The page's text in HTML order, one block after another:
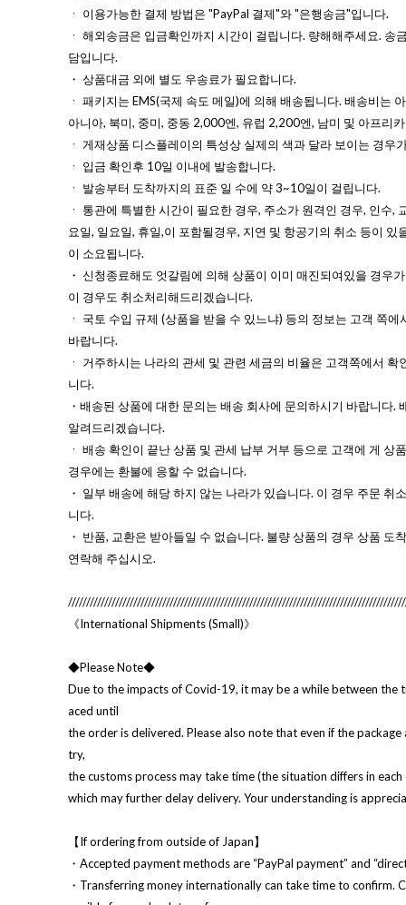
ㆍ 이용가능한 결제 방법은 "PayPal 결제"와 "은행송금"입니다.
ㆍ 해외송금은 입금확인까지 시간이 걸립니다. 량해해주세요. 송
담입니다.
・ 상품대금 외에 별도 우송료가 필요합니다.
ㆍ 패키지는 EMS(국제 속도 메일)에 의해 배송됩니다. 배송비는
아니아, 북미, 중미, 중동 2,000엔, 유럽 2,200엔, 남미 및 아프리
ㆍ 게재상품 디스플레이의 특성상 실제의 색과 달라 보이는 경우
ㆍ 입금 확인후 10일 이내에 발송합니다.
ㆍ 발송부터 도착까지의 표준 일 수에 약 3~10일이 걸립니다.
ㆍ 통관에 특별한 시간이 필요한 경우, 주소가 원격인 경우, 인수,
요일, 일요일, 휴일,이 포함될경우, 지연 및 항공기의 취소 등이 있
이 소요됩니다.
・ 신청종료해도 엇갈림에 의해 상품이 이미 매진되여있을 경우
이 경우도 취소처리해드리겠습니다.
ㆍ 국토 수입 규제 (상품을 받을 수 있느냐) 등의 정보는 고객 쪽에
바랍니다.
ㆍ 거주하시는 나라의 관세 및 관련 세금의 비율은 고객쪽에서 확
니다.
・배송된 상품에 대한 문의는 배송 회사에 문의하시기 바랍니다.
알려드리겠습니다.
ㆍ 배송 확인이 끝난 상품 및 관세 납부 거부 등으로 고객에 게 상
경우에는 환불에 응할 수 없습니다.
・ 일부 배송에 해당 하지 않는 나라가 있습니다. 이 경우 주문 취
니다.
・ 반품, 교환은 받아들일 수 없습니다. 불량 상품의 경우 상품 도
연락해 주십시오.
《International Shipments (Small)》
◆Please Note◆
Due to the impacts of Covid-19, it may be a while between the
aced until
the order is delivered. Please also note that even if the package
try,
the customs process may take time (the situation differs in each
which may further delay delivery. Your understanding is
【If ordering from outside of Japan】
・Accepted payment methods are “PayPal payment” and
・Transferring money internationally can take time to confirm.